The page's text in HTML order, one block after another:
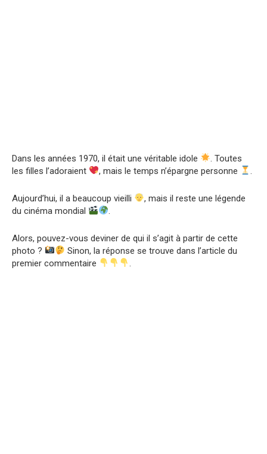
Dans les années 1970, il était une véritable idole
. Toutes
les filles l’adoraient
, mais le temps n’épargne personne .
Aujourd’hui, il a beaucoup vieilli
, mais il reste une légende
du cinéma mondial
.
Alors, pouvez-vous deviner de qui il s’agit à partir de cette
photo ?
Sinon, la réponse se trouve dans l’article du
premier commentaire
.